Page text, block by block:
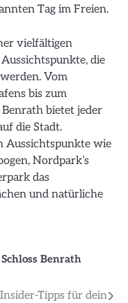
Tag im Freien.
vielfältigen
die
Vom
bis zum
bietet jeder
die Stadt.
Aussichtspunkte wie
Nordpark’s
das
und natürliche
Schloss Benrath
Insider-Tipps für dein